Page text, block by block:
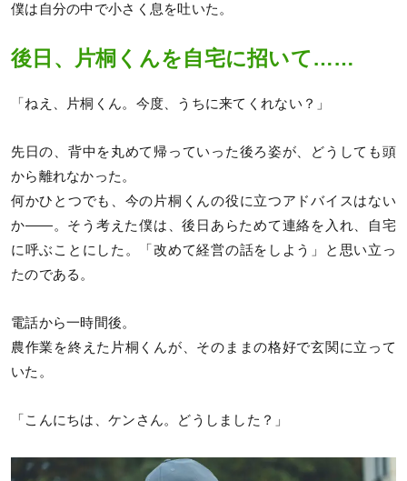
僕は自分の中で小さく息を吐いた。
後日、片桐くんを自宅に招いて……
「ねえ、片桐くん。今度、うちに来てくれない？」
先日の、背中を丸めて帰っていった後ろ姿が、どうしても頭
から離れなかった。
何かひとつでも、今の片桐くんの役に立つアドバイスはない
か――。そう考えた僕は、後日あらためて連絡を入れ、自宅
に呼ぶことにした。「改めて経営の話をしよう」と思い立っ
たのである。
電話から一時間後。
農作業を終えた片桐くんが、そのままの格好で玄関に立って
いた。
「こんにちは、ケンさん。どうしました？」